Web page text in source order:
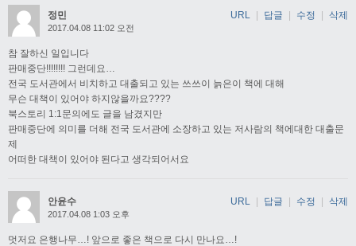
정민
2017.04.08 11:02 오전
참 잘하신 일입니다
판매중단!!!!!!!! 그런데요…
전국 도서관에서 비치하고 대출되고 있는 쓰쓰이 늙은이 책에 대해
무슨 대책이 있어야 하지않을까요????
북스토리 1:1문의에도 글을 남겼지만
판매중단에 의미를 더해 전국 도서관에 소장하고 있는 저사람의 책에대한 대출문
제
어떠한 대책이 있어야 된다고 생각되어서요
URL | 답글 | 수정 | 삭제
안윤수
2017.04.08 1:03 오후
멋저요 은행나무…! 앞으로 좋은 책으로 다시 만나요…!
URL | 답글 | 수정 | 삭제